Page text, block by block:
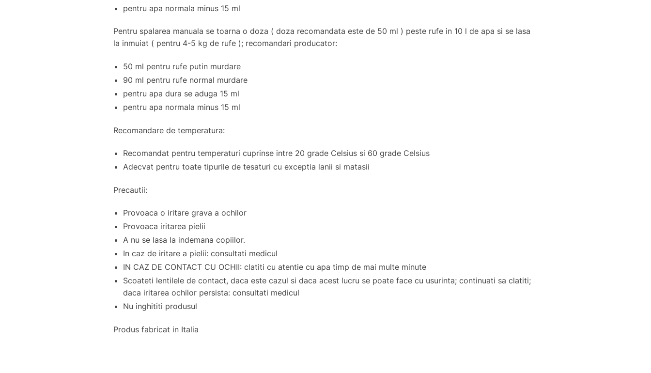
pentru apa normala minus 15 ml
Pentru spalarea manuala se toarna o doza ( doza recomandata este de 50 ml ) peste rufe in 10 l de apa si se lasa
la inmuiat ( pentru 4-5 kg de rufe ); recomandari producator:
50 ml pentru rufe putin murdare
90 ml pentru rufe normal murdare
pentru apa dura se aduga 15 ml
pentru apa normala minus 15 ml
Recomandare de temperatura:
Recomandat pentru temperaturi cuprinse intre 20 grade Celsius si 60 grade Celsius
Adecvat pentru toate tipurile de tesaturi cu exceptia lanii si matasii
Precautii:
Provoaca o iritare grava a ochilor
Provoaca iritarea pielii
A nu se lasa la indemana copiilor.
In caz de iritare a pielii: consultati medicul
IN CAZ DE CONTACT CU OCHII: clatiti cu atentie cu apa timp de mai multe minute
Scoateti lentilele de contact, daca este cazul si daca acest lucru se poate face cu usurinta; continuati sa clatiti;
daca iritarea ochilor persista: consultati medicul
Nu inghititi produsul
Produs fabricat in Italia